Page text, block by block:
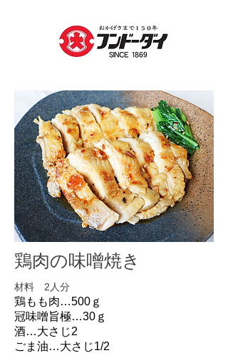
鶏肉の味噌焼き
材料 2人分
鶏もも肉…500ｇ
冠味噌旨極…30ｇ
酒…大さじ2
ごま油…大さじ1/2